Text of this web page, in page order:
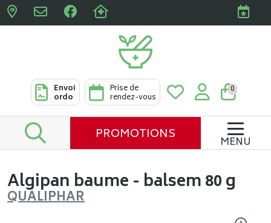
Pharmacies Clabots &
Envoi
ordo
Prise de
rendez-vous
0
PROMOTIONS MENU
Algipan baume - balsem 80 g
QUALIPHAR